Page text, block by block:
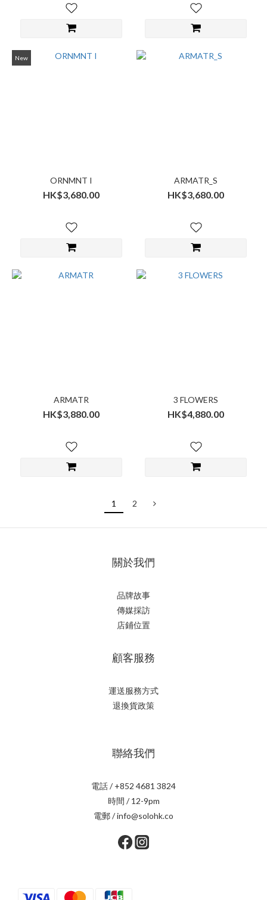
New
ORNMNT I
HK$3,680.00
ARMATR_S
HK$3,680.00
ARMATR
HK$3,880.00
3 FLOWERS
HK$4,880.00
1 2
關於我們
品牌故事
傳媒採訪
店鋪位置
顧客服務
運送服務方式
退換貨政策
聯絡我們
電話 / +852 4681 3824
時間 / 12-9pm
電郵 / info@solohk.co